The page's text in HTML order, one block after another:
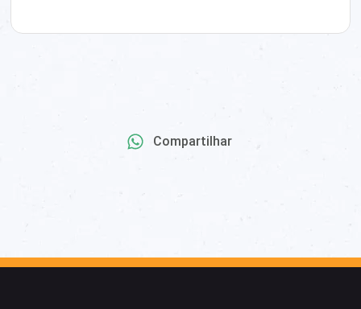
Compartilhar